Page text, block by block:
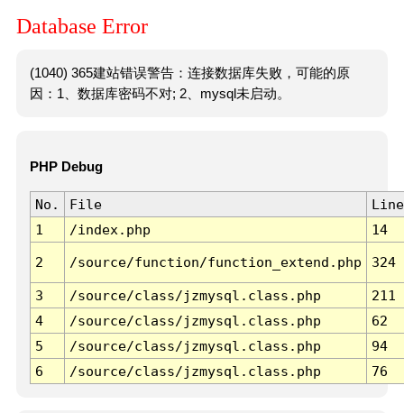
Database Error
(1040) 365建站错误警告：连接数据库失败，可能的原
因：1、数据库密码不对; 2、mysql未启动。
PHP Debug
No. File
Line
1
/index.php 14
2 /source/function/function_extend.php 324
3 /source/class/jzmysql.class.php
211
4
/source/class/jzmysql.class.php
62
5
/source/class/jzmysql.class.php
94
6
/source/class/jzmysql.class.php 76